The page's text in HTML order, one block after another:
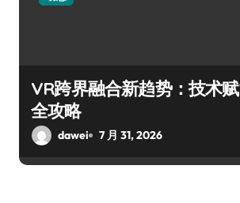
VR跨界融合新趋势：技术
全攻略
dawei 7 月 31, 2026